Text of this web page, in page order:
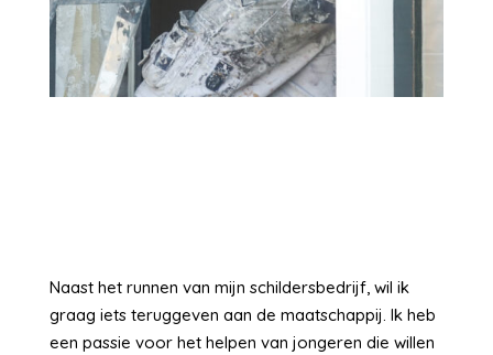
Naast het runnen van mijn schildersbedrijf, wil ik
graag iets teruggeven aan de maatschappij. Ik heb
een passie voor het helpen van jongeren die willen